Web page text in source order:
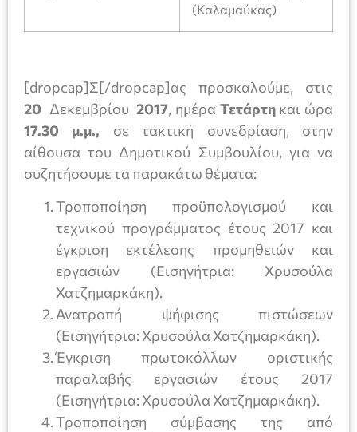
(Καλαμαύκας)
[dropcap]Σ[/dropcap]ας προσκαλούμε, στις
20 Δεκεμβρίου 2017, ημέρα Τετάρτη και ώρα
17.30 μ.μ., σε τακτική συνεδρίαση, στην
αίθουσα του Δημοτικού Συμβουλίου, για να
συζητήσουμε τα παρακάτω θέματα:
Τροποποίηση προϋπολογισμού και
τεχνικού προγράμματος έτους 2017 και
έγκριση εκτέλεσης προμηθειών και
εργασιών (Εισηγήτρια: Χρυσούλα
Χατζημαρκάκη).
Ανατροπή ψήφισης πιστώσεων
(Εισηγήτρια: Χρυσούλα Χατζημαρκάκη).
Έγκριση πρωτοκόλλων οριστικής
παραλαβής εργασιών έτους 2017
(Εισηγήτρια: Χρυσούλα Χατζημαρκάκη).
Τροποποίηση σύμβασης της από